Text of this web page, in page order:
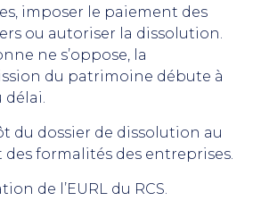
imposer le paiement des
ou autoriser la dissolution.
ne s’oppose, la
du patrimoine débute à
délai.
du dossier de dissolution au
formalités des entreprises.
de l’EURL du RCS.